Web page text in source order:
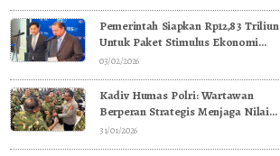
Pemerintah Siapkan Rp12,83 Triliun
Untuk Paket Stimulus Ekonomi
Kuartal I-2026
03/02/2026
Kadiv Humas Polri: Wartawan
Berperan Strategis Menjaga Nilai
Kebangsaan, Demokrasi, dan NKRI
31/01/2026